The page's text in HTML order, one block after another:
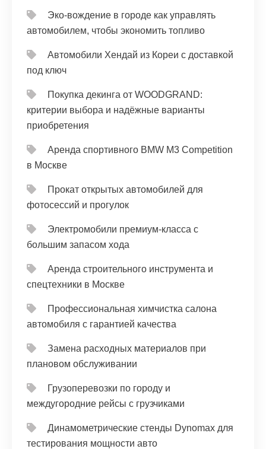
Эко-вождение в городе как управлять
автомобилем, чтобы экономить топливо
Автомобили Хендай из Кореи с доставкой
под ключ
Покупка декинга от WOODGRAND:
критерии выбора и надёжные варианты
приобретения
Аренда спортивного BMW M3 Competition
в Москве
Прокат открытых автомобилей для
фотосессий и прогулок
Электромобили премиум-класса с
большим запасом хода
Аренда строительного инструмента и
спецтехники в Москве
Профессиональная химчистка салона
автомобиля с гарантией качества
Замена расходных материалов при
плановом обслуживании
Грузоперевозки по городу и
междугородние рейсы с грузчиками
Динамометрические стенды Dynomax для
тестирования мощности авто